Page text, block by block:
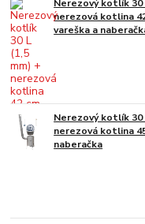
Nerezový kotlík 30
nerezová kotlina
vareška a
Nerezový kotlík 30
nerezová kotlina
naberačka